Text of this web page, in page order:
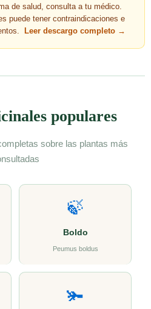
de salud, consulta a tu médico.
puede tener contraindicaciones e
Leer descargo completo →
populares
sobre las plantas más
🍃
Boldo
Peumus boldus
🫚